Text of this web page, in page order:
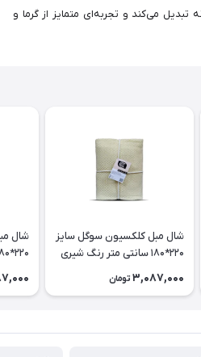
می‌کند و تجربه‌ای متمایز از گرما و
شال مبل کلکسیون سوگل سایز
220*180 سانتی متر رنگ شیری
3,087,000 تومان
شال
دریایی